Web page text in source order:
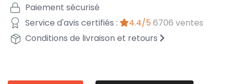
Paiement sécurisé
Service d'avis certifiés :
4.4/5 6706 ventes
Conditions de livraison et retours